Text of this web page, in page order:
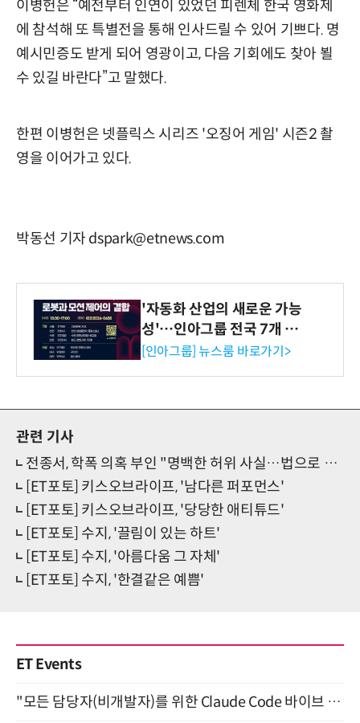
이병헌은 “예전부터 인연이 있었던 피렌체 한국 영화제
에 참석해 또 특별전을 통해 인사드릴 수 있어 기쁘다. 명
예시민증도 받게 되어 영광이고, 다음 기회에도 찾아 뵐
수 있길 바란다”고 말했다.
한편 이병헌은 넷플릭스 시리즈 '오징어 게임' 시즌2 촬
영을 이어가고 있다.
박동선 기자 dspark@etnews.com
'자동화 산업의 새로운 가능
성'…인아그룹 전국 7개 도
시 세미나 페어 개최
[인아그룹] 뉴스룸 바로가기>
관련 기사
전종서, 학폭 의혹 부인 "명백한 허위 사실…법으로 대응하겠다"
[ET포토] 키스오브라이프, '남다른 퍼포먼스'
[ET포토] 키스오브라이프, '당당한 애티튜드'
[ET포토] 수지, '끌림이 있는 하트'
[ET포토] 수지, '아름다움 그 자체'
[ET포토] 수지, '한결같은 예쁨'
ET Events
"모든 담당자(비개발자)를 위한 Claude Code 바이브 코딩 2-day 부트캠프" 9월 16~17일 개최